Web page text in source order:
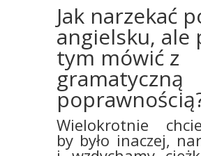
Jak narzekać
angielsku, ale
tym mówić z
gramatyczną
Wielokrotnie
by było inaczej,